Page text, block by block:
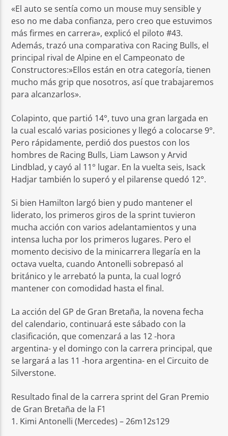
«El auto se sentía como un mouse muy sensible y
eso no me daba confianza, pero creo que estuvimos
más firmes en carrera», explicó el piloto #43.
Además, trazó una comparativa con Racing Bulls, el
principal rival de Alpine en el Campeonato de
Constructores:»Ellos están en otra categoría, tienen
mucho más grip que nosotros, así que trabajaremos
para alcanzarlos».
Colapinto, que partió 14°, tuvo una gran largada en
la cual escaló varias posiciones y llegó a colocarse 9°.
Pero rápidamente, perdió dos puestos con los
hombres de Racing Bulls, Liam Lawson y Arvid
Lindblad, y cayó al 11° lugar. En la vuelta seis, Isack
Hadjar también lo superó y el pilarense quedó 12°.
Si bien Hamilton largó bien y pudo mantener el
liderato, los primeros giros de la sprint tuvieron
mucha acción con varios adelantamientos y una
intensa lucha por los primeros lugares. Pero el
momento decisivo de la minicarrera llegaría en la
octava vuelta, cuando Antonelli sobrepasó al
británico y le arrebató la punta, la cual logró
mantener con comodidad hasta el final.
La acción del GP de Gran Bretaña, la novena fecha
del calendario, continuará este sábado con la
clasificación, que comenzará a las 12 -hora
argentina- y el domingo con la carrera principal, que
se largará a las 11 -hora argentina- en el Circuito de
Silverstone.
Resultado final de la carrera sprint del Gran Premio
de Gran Bretaña de la F1
1. Kimi Antonelli (Mercedes) – 26m12s129